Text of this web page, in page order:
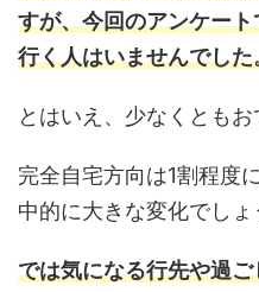
すが、今回のアンケー
行く人はいませんでした
とはいえ、少なくともお
完全自宅方向は1割程度
中的に大きな変化でしょ
では気になる行先や過